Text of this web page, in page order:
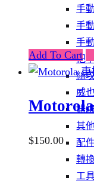
手
手
手
把
絲
威
鍚線
其
配
轉
工
Add To Cart
Motorola
$150.00